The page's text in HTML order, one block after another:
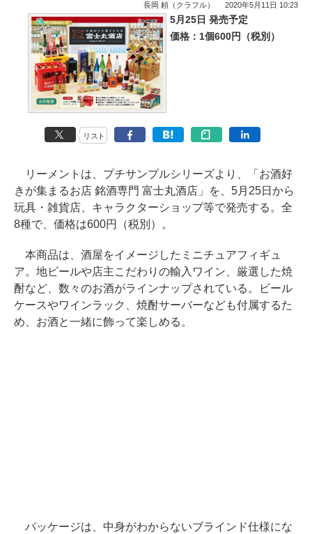
長岡 頼（クラフル） 2020年5月11日 10:23
5月25日 発売予定
価格：1個600円（税別）
リスト
リーメントは、プチサンプルシリーズより、「お酒好
きが集まるお店 銘酒専門 富士丸酒店」を、5月25日から
玩具・雑貨店、キャラクターショップ等で発売する。全
8種で、価格は600円（税別）。
本商品は、酒屋をイメージしたミニチュアフィギュ
ア。地ビールや店主こだわりの輸入ワイン、厳選した焼
酎など、数々のお酒がラインナップされている。ビール
ケースやワインラック、焼酎サーバーなども付属するた
め、お酒と一緒に飾って楽しめる。
パッケージは、中身がわからないブラインド仕様にな